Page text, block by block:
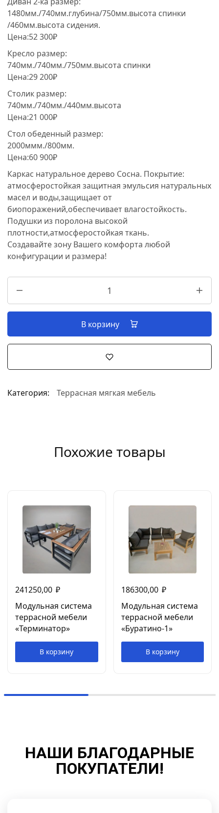
1480мм./740мм.глубина/750мм.высота спинки
/460мм.высота сидения.
Цена:52 300₽
Кресло размер:
740мм./740мм./750мм.высота спинки
Цена:29 200₽
Столик размер:
740мм./740мм./440мм.высота
Цена:21 000₽
Стол обеденный размер:
2000ммм./800мм.
Цена:60 900₽
Каркас натуральное дерево Сосна. Покрытие:
атмосферостойкая защитная эмульсия натуральных
масел и воды,защищает от
биопоражений,обеспечивает влагостойкость.
Подушки из поролона высокой
плотности,атмосферостойкая ткань.
Создавайте зону Вашего комфорта любой
конфигурации и размера!
В корзину
Категория: Террасная мягкая мебель
Похожие товары
241250,00 ₽
Модульная система
террасной мебели
«Терминатор»
В корзину
186300,00 ₽
Модульная система
террасной мебели
«Буратино-1»
В корзину
НАШИ БЛАГОДАРНЫЕ
ПОКУПАТЕЛИ!